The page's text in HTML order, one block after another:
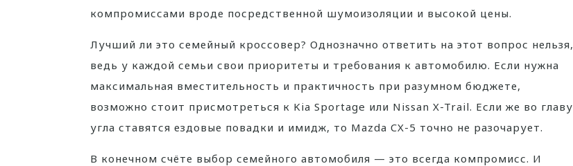
компромиссами вроде посредственной шумоизоляции и высокой цены.
Лучший ли это семейный кроссовер? Однозначно ответить на этот вопрос нельзя,
ведь у каждой семьи свои приоритеты и требования к автомобилю. Если нужна
максимальная вместительность и практичность при разумном бюджете,
возможно стоит присмотреться к Kia Sportage или Nissan X-Trail. Если же во главу
угла ставятся ездовые повадки и имидж, то Mazda CX-5 точно не разочарует.
В конечном счёте выбор семейного автомобиля — это всегда компромисс. И